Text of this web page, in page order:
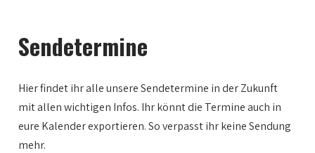
Sendetermine
Hier findet ihr alle unsere Sendetermine in der Zukunft
mit allen wichtigen Infos. Ihr könnt die Termine auch in
eure Kalender exportieren. So verpasst ihr keine Sendung
mehr.